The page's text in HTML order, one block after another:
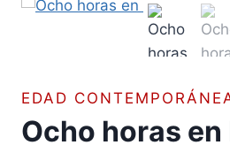
EDAD
Ocho horas en